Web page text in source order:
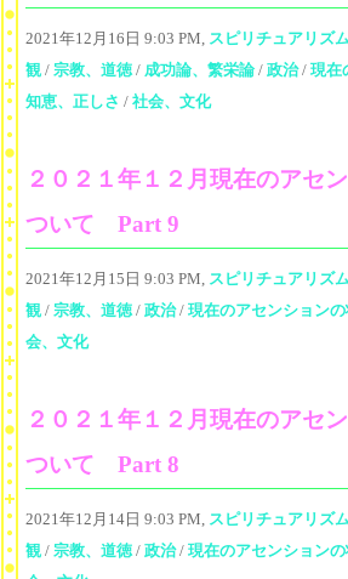
2021年12月16日 9:03 PM, スピリチュアリズ
観 / 宗教、道徳/ 成功論、繁栄論 / 政治/ 現在
知恵、正しさ / 社会、文化
２０２１年１２月現在のアセ
ついて Part 9
2021年12月15日 9:03 PM, スピリチュアリズ
観 / 宗教、道徳/ 政治/ 現在のアセンション
会、文化
２０２１年１２月現在のアセ
ついて Part 8
2021年12月14日 9:03 PM, スピリチュアリズ
観 / 宗教、道徳/ 政治/ 現在のアセンション